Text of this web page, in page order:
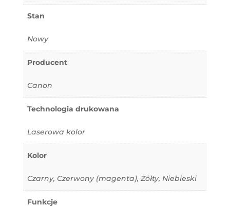
Stan
Nowy
Producent
Canon
Technologia drukowana
Laserowa kolor
Kolor
Czarny, Czerwony (magenta), Żółty, Niebieski
Funkcje